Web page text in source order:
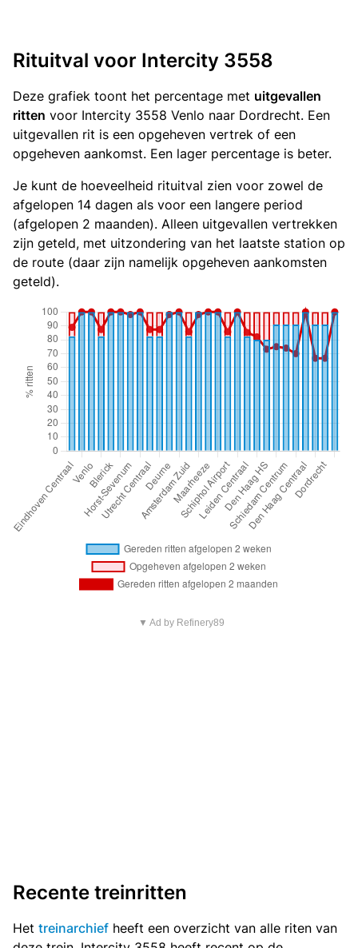
Rituitval voor Intercity 3558
Deze grafiek toont het percentage met uitgevallen
ritten voor Intercity 3558 Venlo naar Dordrecht. Een
uitgevallen rit is een opgeheven vertrek of een
opgeheven aankomst. Een lager percentage is beter.
Je kunt de hoeveelheid rituitval zien voor zowel de
afgelopen 14 dagen als voor een langere period
(afgelopen 2 maanden). Alleen uitgevallen vertrekken
zijn geteld, met uitzondering van het laatste station op
de route (daar zijn namelijk opgeheven aankomsten
geteld).
▼ Ad by Refinery89
Recente treinritten
Het treinarchief heeft een overzicht van alle riten van